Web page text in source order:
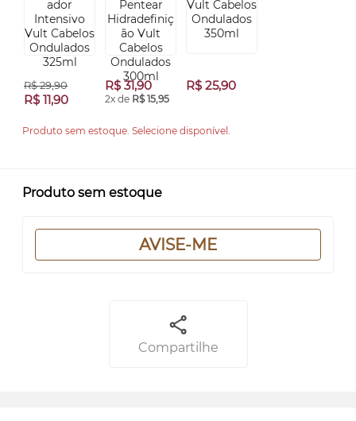
R$ 29,90
R$ 11,90
R$ 31,90
2x de R$ 15,95
R$ 25,90
Produto sem estoque. Selecione disponível.
Produto sem estoque
AVISE-ME
Compartilhe